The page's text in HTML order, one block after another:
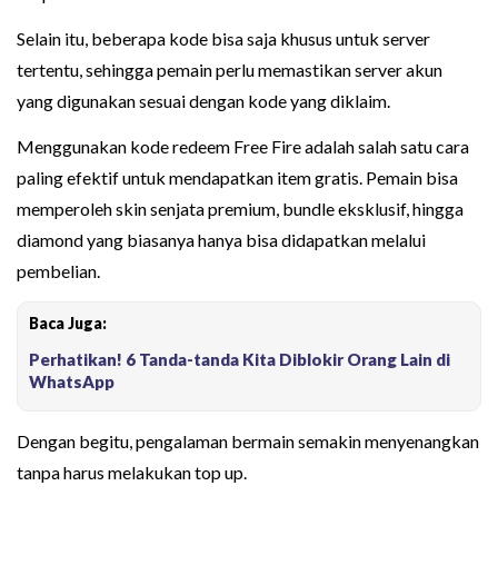
Selain itu, beberapa kode bisa saja khusus untuk server
tertentu, sehingga pemain perlu memastikan server akun
yang digunakan sesuai dengan kode yang diklaim.
Menggunakan kode redeem Free Fire adalah salah satu cara
paling efektif untuk mendapatkan item gratis. Pemain bisa
memperoleh skin senjata premium, bundle eksklusif, hingga
diamond yang biasanya hanya bisa didapatkan melalui
pembelian.
Baca Juga:
Perhatikan! 6 Tanda-tanda Kita Diblokir Orang Lain di
WhatsApp
Dengan begitu, pengalaman bermain semakin menyenangkan
tanpa harus melakukan top up.